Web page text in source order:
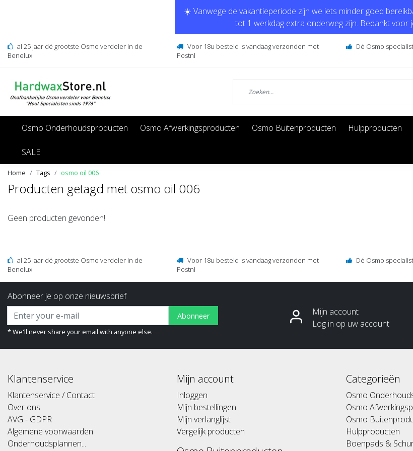
☀️ Vanwege de vakantieperiode zijn we iets minder goed
tot 1 werkdag extra onderweg zijn. Bedankt voor
al 25 jaar dé grootste Osmo verdeler in de
Benelux
Voor 18u besteld is vandaag verzonden met
Postnl
Dé Osmo
Osmo Onderhoudsproducten Osmo Afwerkingsproducten Osmo Buitenproducten Hulpproducten
SALE
Home Tags osmo oil 006
Producten getagd met osmo oil 006
Geen producten gevonden!
al 25 jaar dé grootste Osmo verdeler in de
Benelux
Voor 18u besteld is vandaag verzonden met
Postnl
Dé Osmo
Abonneer je op onze nieuwsbrief
Abonneer
* We'll never share your email with anyone else.
Mijn account
Log in op uw account
Klantenservice
Klantenservice / Contact
Over ons
AVG - GDPR
Algemene voorwaarden
Onderhoudsplannen...
Mijn account
Inloggen
Mijn bestellingen
Mijn verlanglijst
Vergelijk producten
Categorieën
Osmo
Osmo
Osmo
Hulpproducten
Boenpads &